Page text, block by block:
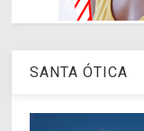
SANTA ÓTICA